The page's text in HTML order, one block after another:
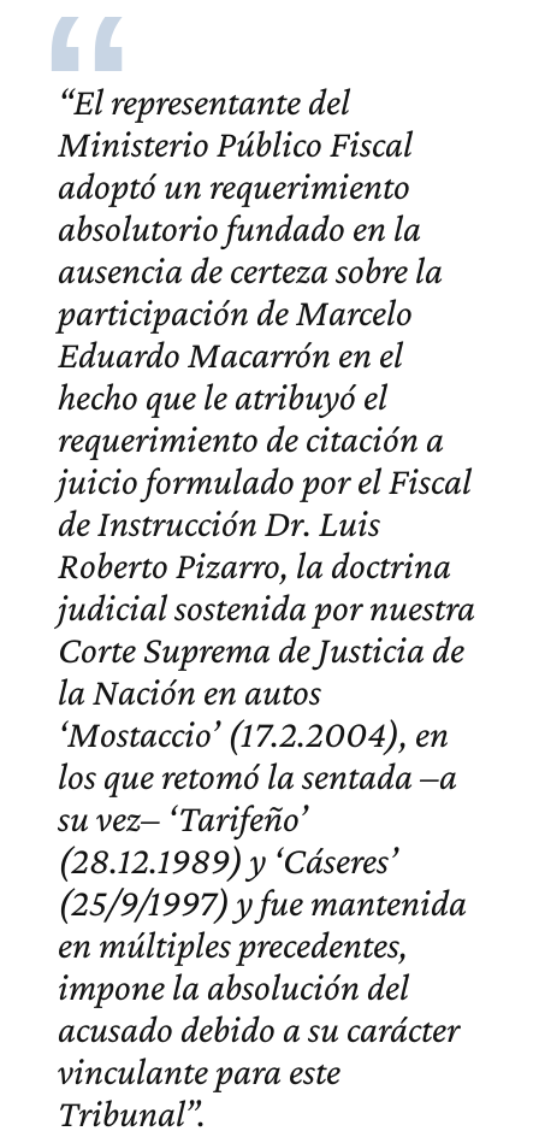
“El representante del
Ministerio Público Fiscal
adoptó un requerimiento
absolutorio fundado en la
ausencia de certeza sobre la
participación de Marcelo
Eduardo Macarrón en el
hecho que le atribuyó el
requerimiento de citación a
juicio formulado por el Fiscal
de Instrucción Dr. Luis
Roberto Pizarro, la doctrina
judicial sostenida por nuestra
Corte Suprema de Justicia de
la Nación en autos
‘Mostaccio’ (17.2.2004), en
los que retomó la sentada –a
su vez– ‘Tarifeño’
(28.12.1989) y ‘Cáseres’
(25/9/1997) y fue mantenida
en múltiples precedentes,
impone la absolución del
acusado debido a su carácter
vinculante para este
Tribunal”.